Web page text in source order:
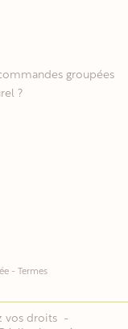
groupées
?
- Termes
vos droits -